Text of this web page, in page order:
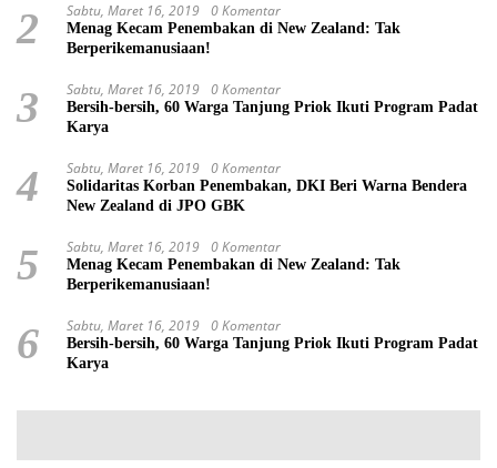
2 Sabtu, Maret 16, 2019 0 Komentar
Menag Kecam Penembakan di New Zealand: Tak
Berperikemanusiaan!
3 Sabtu, Maret 16, 2019 0 Komentar
Bersih-bersih, 60 Warga Tanjung Priok Ikuti Program Padat
Karya
4 Sabtu, Maret 16, 2019 0 Komentar
Solidaritas Korban Penembakan, DKI Beri Warna Bendera
New Zealand di JPO GBK
5 Sabtu, Maret 16, 2019 0 Komentar
Menag Kecam Penembakan di New Zealand: Tak
Berperikemanusiaan!
6 Sabtu, Maret 16, 2019 0 Komentar
Bersih-bersih, 60 Warga Tanjung Priok Ikuti Program Padat
Karya